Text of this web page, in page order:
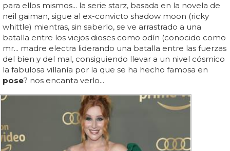
para ellos mismos... la serie starz, basada en la novela de
neil gaiman, sigue al ex-convicto shadow moon (ricky
whittle) mientras, sin saberlo, se ve arrastrado a una
batalla entre los viejos dioses como odín (conocido como
mr... madre electra liderando una batalla entre las fuerzas
del bien y del mal, consiguiendo llevar a un nivel cósmico
la fabulosa villanía por la que se ha hecho famosa en
pose? nos encanta verlo...